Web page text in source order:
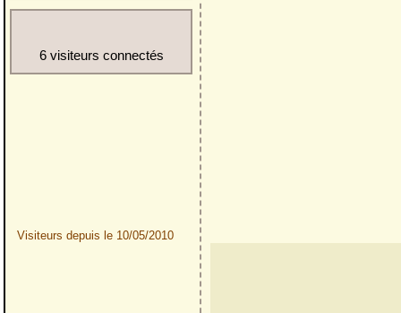
6 visiteurs connectés
Visiteurs depuis le 10/05/2010